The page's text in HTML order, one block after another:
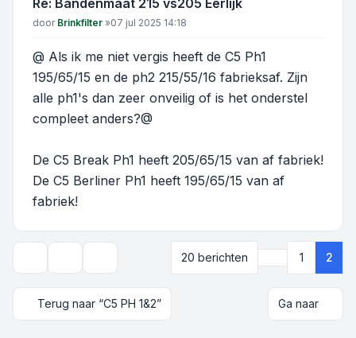
Re: Bandenmaat 215 vs205 Eerlijk
Bericht
door Brinkfilter »07 jul 2025 14:18
@ Als ik me niet vergis heeft de C5 Ph1
195/65/15 en de ph2 215/55/16 fabrieksaf. Zijn
alle ph1's dan zeer onveilig of is het onderstel
compleet anders?@
De C5 Break Ph1 heeft 205/65/15 van af fabriek!
De C5 Berliner Ph1 heeft 195/65/15 van af
fabriek!
Onderwerpgereedschap
Weergave- en sorteeropties
20 berichten Vorige1 2
Terug naar “C5 PH 1&2” Ga naar